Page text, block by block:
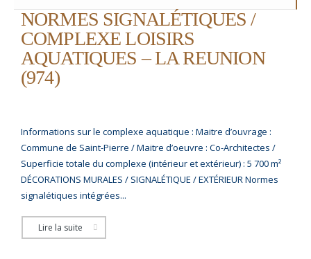
NORMES SIGNALÉTIQUES /
COMPLEXE LOISIRS
AQUATIQUES – LA REUNION
(974)
Informations sur le complexe aquatique : Maitre d’ouvrage :
Commune de Saint-Pierre / Maitre d’oeuvre : Co-Architectes /
Superficie totale du complexe (intérieur et extérieur) : 5 700 m²
DÉCORATIONS MURALES / SIGNALÉTIQUE / EXTÉRIEUR Normes
signalétiques intégrées...
Lire la suite